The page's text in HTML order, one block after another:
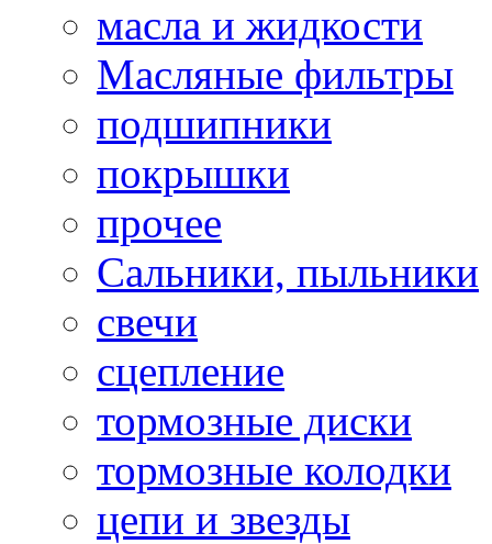
масла и жидкости
Масляные фильтры
подшипники
покрышки
прочее
Сальники, пыльники
свечи
сцепление
тормозные диски
тормозные колодки
цепи и звезды